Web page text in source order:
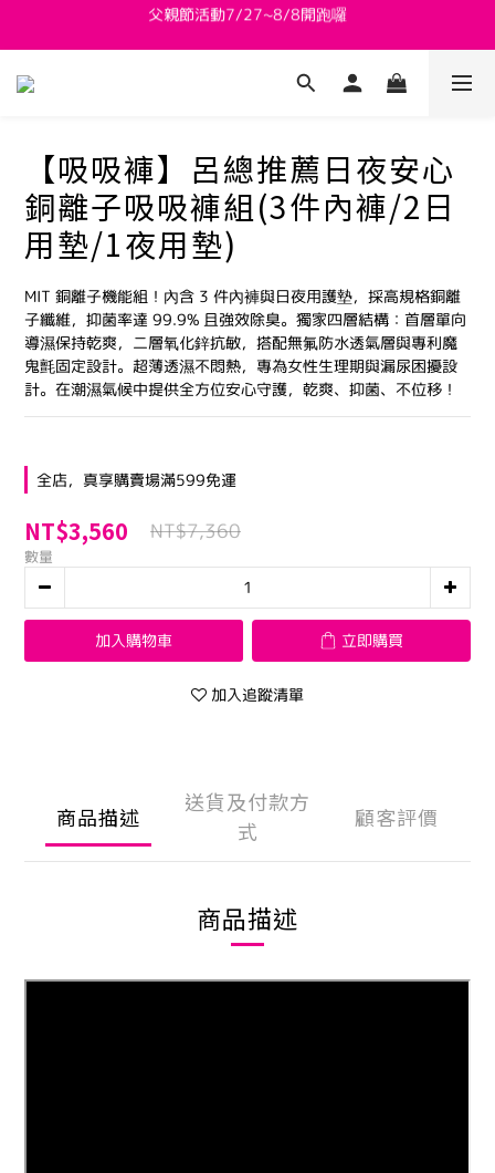
新會員送 $800購物金
新會員送 $800購物金
父親節活動7/27~8/8開跑囉
【吸吸褲】呂總推薦日夜安心
銅離子吸吸褲組(3件內褲/2日
用墊/1夜用墊)
MIT 銅離子機能組！內含 3 件內褲與日夜用護墊，採高規格銅離
子纖維，抑菌率達 99.9% 且強效除臭。獨家四層結構：首層單向
導濕保持乾爽，二層氧化鋅抗敏，搭配無氟防水透氣層與專利魔
鬼氈固定設計。超薄透濕不悶熱，專為女性生理期與漏尿困擾設
計。在潮濕氣候中提供全方位安心守護，乾爽、抑菌、不位移！
全店，真享購賣場滿599免運
NT$3,560 NT$7,360
數量
加入購物車 立即購買
加入追蹤清單
商品描述
送貨及付款方
式
顧客評價
商品描述